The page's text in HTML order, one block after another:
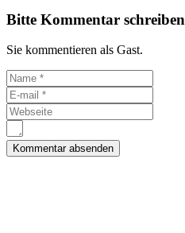
Bitte Kommentar schreiben
Sie kommentieren als Gast.